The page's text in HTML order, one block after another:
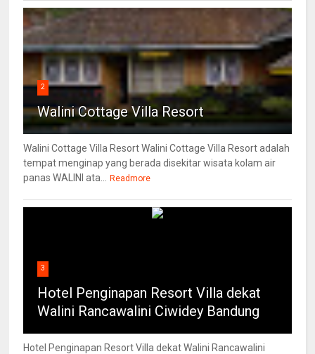
2
Walini Cottage Villa Resort
Walini Cottage Villa Resort Walini Cottage Villa Resort adalah
tempat menginap yang berada disekitar wisata kolam air
panas WALINI ata...
Readmore
3
Hotel Penginapan Resort Villa dekat
Walini Rancawalini Ciwidey Bandung
Hotel Penginapan Resort Villa dekat Walini Rancawalini